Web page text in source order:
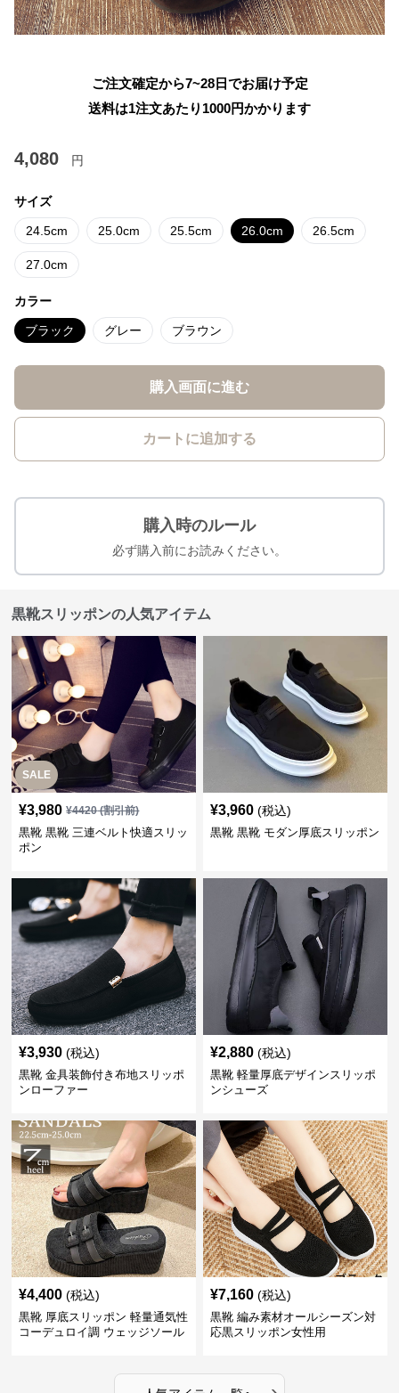
ご注文確定から7~28日でお届け予定
送料は1注文あたり 1000円かかります
4,080 円
サイズ
24.5cm 25.0cm 25.5cm 26.0cm 26.5cm
27.0cm
カラー
ブラック グレー ブラウン
購入画面に進む
カートに追加する
購入時のルール
必ず購入前にお読みください。
黒靴スリッポンの人気アイテム
SALE
¥3,980 ¥4420(割引前)
黒靴 黒靴 三連ベルト快適スリッ
ポン
¥3,960 (税込)
黒靴 黒靴 モダン厚底スリッポン
¥3,930 (税込)
黒靴 金具装飾付き布地スリッポ
ンローファー
¥2,880 (税込)
黒靴 軽量厚底デザインスリッポ
ンシューズ
¥4,400 (税込)
黒靴 厚底スリッポン 軽量通気性
コーデュロイ調 ウェッジソール
¥7,160 (税込)
黒靴 編み素材オールシーズン対
応黒スリッポン女性用